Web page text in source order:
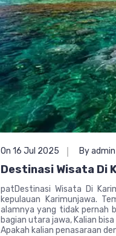
On 16 Jul 2025 By admin
Destinasi Wisata Di
patDestinasi Wisata Di
kepulauan Karimunjawa.
alamnya yang tidak pernah
bagian utara jawa, Kalian
Apakah kalian penasaraan